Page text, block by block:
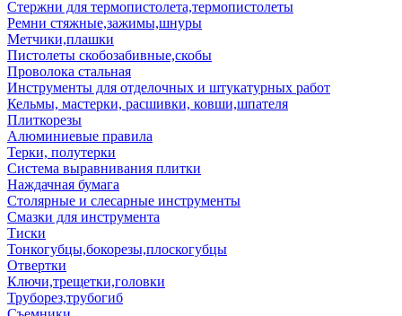
Стержни для термопистолета,термопистолеты
Ремни стяжные,зажимы,шнуры
Метчики,плашки
Пистолеты скобозабивные,скобы
Проволока стальная
Инструменты для отделочных и штукатурных работ
Кельмы, мастерки, расшивки, ковши,шпателя
Плиткорезы
Алюминиевые правила
Терки, полутерки
Система выравнивания плитки
Наждачная бумага
Столярные и слесарные инструменты
Смазки для инструмента
Тиски
Тонкогубцы,бокорезы,плоскогубцы
Отвертки
Ключи,трещетки,головки
Труборез,трубогиб